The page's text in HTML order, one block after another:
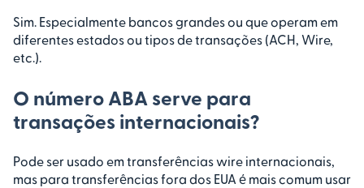
Sim. Especialmente bancos grandes ou que operam em
diferentes estados ou tipos de transações (ACH, Wire,
etc.).
O número ABA serve para
transações internacionais?
Pode ser usado em transferências wire internacionais,
mas para transferências fora dos EUA é mais comum usar